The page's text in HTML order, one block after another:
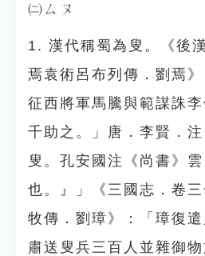
㈡ㄙㄡ
1. 漢代稱蜀為叟。《後
焉袁術呂布列傳．劉焉》
征西將軍馬騰與範謀誅
千助之。」唐．李賢．
叟。孔安國注《尚書》
也。』」《三國志．卷
牧傳．劉璋》：「璋復
肅送叟兵三百人並雜御